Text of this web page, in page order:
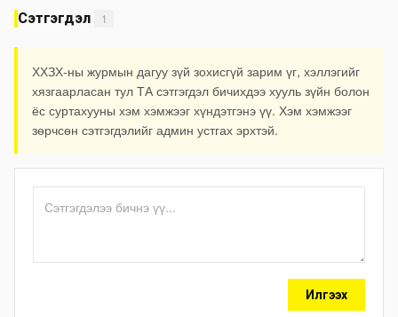
Сэтгэгдэл 1
ХХЗХ-ны журмын дагуу зүй зохисгүй зарим үг, хэллэгийг
хязгаарласан тул ТА сэтгэгдэл бичихдээ хууль зүйн болон
ёс суртахууны хэм хэмжээг хүндэтгэнэ үү. Хэм хэмжээг
зөрчсөн сэтгэгдэлийг админ устгах эрхтэй.
Илгээх